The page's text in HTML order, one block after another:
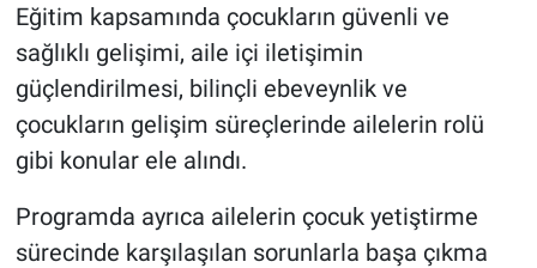
Eğitim kapsamında çocukların güvenli ve
sağlıklı gelişimi, aile içi iletişimin
güçlendirilmesi, bilinçli ebeveynlik ve
çocukların gelişim süreçlerinde ailelerin rolü
gibi konular ele alındı.
Programda ayrıca ailelerin çocuk yetiştirme
sürecinde karşılaşılan sorunlarla başa çıkma